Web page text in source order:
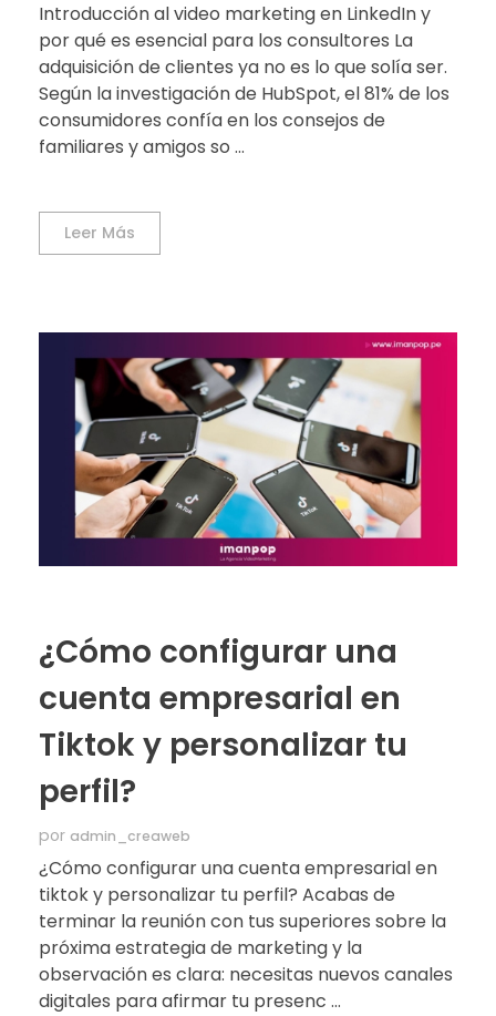
Introducción al video marketing en LinkedIn y
por qué es esencial para los consultores La
adquisición de clientes ya no es lo que solía ser.
Según la investigación de HubSpot, el 81% de los
consumidores confía en los consejos de
familiares y amigos so ...
Leer Más
¿Cómo configurar una
cuenta empresarial en
Tiktok y personalizar tu
perfil?
por admin_creaweb
¿Cómo configurar una cuenta empresarial en
tiktok y personalizar tu perfil? Acabas de
terminar la reunión con tus superiores sobre la
próxima estrategia de marketing y la
observación es clara: necesitas nuevos canales
digitales para afirmar tu presenc ...